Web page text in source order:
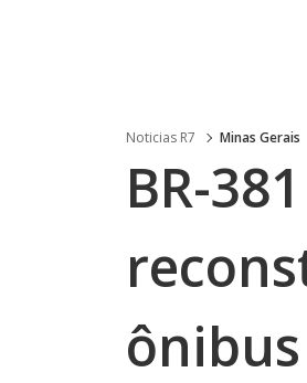
Noticias R7 Minas Gerais
BR-
ônibus